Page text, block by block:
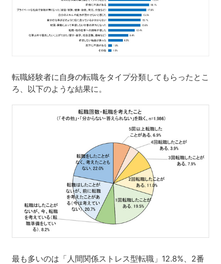
転職経験者に自身の転職をタイプ分類してもらったとこ
ろ、以下のような結果に。
最も多いのは「人間関係ストレス型転職」12.8%、2番